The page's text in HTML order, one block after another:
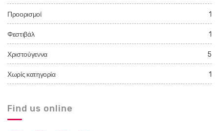
Προορισμοί 1
Φεστιβάλ 1
Χριστούγεννα 5
Χωρίς κατηγορία 1
Find us online